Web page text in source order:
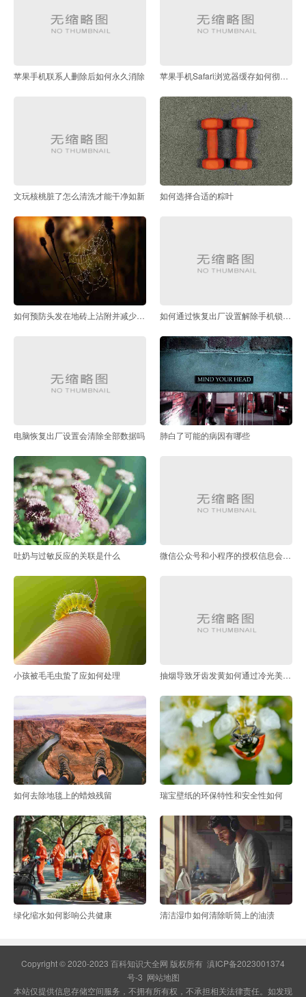
苹果手机联系人删除后如何永久消除 苹果手机Safari浏览器缓存如何彻底清除
文玩核桃脏了怎么清洗才能干净如新 如何选择合适的粽叶
如何预防头发在地砖上沾附并减少清理次数 如何通过恢复出厂设置解除手机锁屏密码
电脑恢复出厂设置会清除全部数据吗 肺白了可能的病因有哪些
吐奶与过敏反应的关联是什么 微信公众号和小程序的授权信息会随账号注销清除吗
小孩被毛毛虫蛰了应如何处理 抽烟导致牙齿发黄如何通过冷光美白恢复洁白
如何去除地毯上的蜡烛残留 瑞宝壁纸的环保特性和安全性如何
绿化缩水如何影响公共健康 清洁湿巾如何清除听筒上的油渍
Copyright © 2020-2023 百科知识大全网 版权所有 滇ICP备2023001374
号-3 网站地图
本站仅提供信息存储空间服务，不拥有所有权，不承担相关法律责任。如发现